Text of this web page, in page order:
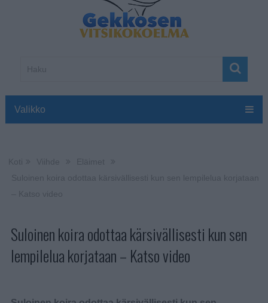
Valikko
Suloinen koira odottaa kärsivällisesti kun sen
lempilelua korjataan – Katso video